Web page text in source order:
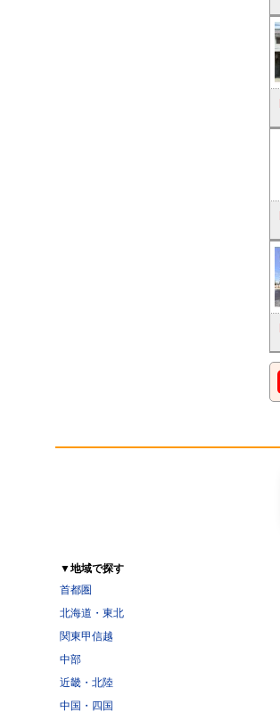
▼地域で探す
首都圏
北海道・東北
関東甲信越
中部
近畿・北陸
中国・四国